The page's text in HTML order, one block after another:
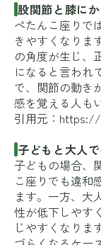
股関節と膝に
ぺたんこ座りで
きやすくなりま
の角度が生じ、
になると言われ
で、関節の動き
感を覚える人も
引用元： https://
子どもと大人
子どもの場合、
こ座りでも違和
ます。一方、大
性が低下しやす
じやすくなりま